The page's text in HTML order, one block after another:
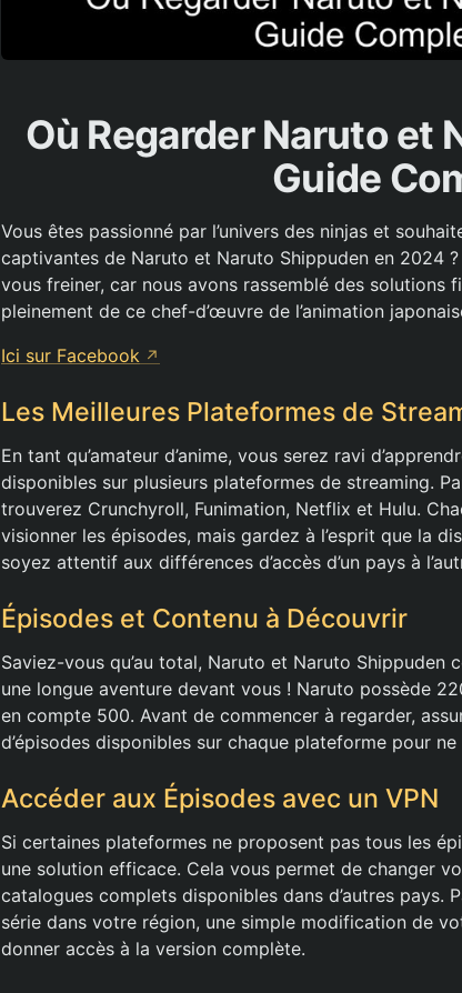
Où Regarder Naruto et
Guide
Vous êtes passionné par l’univers des ninjas et
captivantes de Naruto et Naruto Shippuden en 2024
vous freiner, car nous avons rassemblé des solutions
pleinement de ce chef-d’œuvre de l’animation
Ici sur Facebook
Les Meilleures Plateformes de
En tant qu’amateur d’anime, vous serez ravi
disponibles sur plusieurs plateformes de streaming.
trouverez Crunchyroll, Funimation, Netflix et Hulu.
visionner les épisodes, mais gardez à l’esprit que la
soyez attentif aux différences d’accès d’un pays à
Épisodes et Contenu à Découvrir
Saviez-vous qu’au total, Naruto et Naruto Shippuden
une longue aventure devant vous ! Naruto possède
en compte 500. Avant de commencer à regarder,
d’épisodes disponibles sur chaque plateforme pour
Accéder aux Épisodes avec un VPN
Si certaines plateformes ne proposent pas tous les
une solution efficace. Cela vous permet de changer
catalogues complets disponibles dans d’autres pays.
série dans votre région, une simple modification de
donner accès à la version complète.